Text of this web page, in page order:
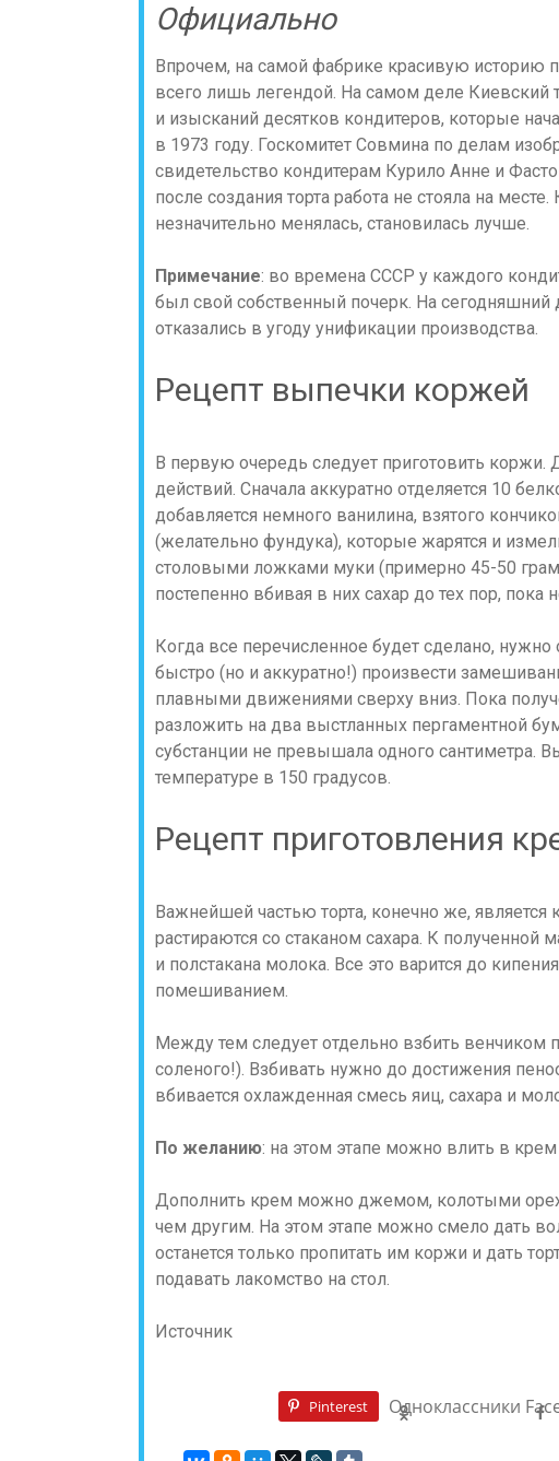
Официально
Впрочем, на самой фабрике красивую историю
всего лишь легендой. На самом деле Киевский
и изысканий десятков кондитеров, которые
в 1973 году. Госкомитет Совмина по делам
свидетельство кондитерам Курило Анне и
после создания торта работа не стояла на
незначительно менялась, становилась лучше.
Примечание: во времена СССР у каждого
был свой собственный почерк. На сегодняшний
отказались в угоду унификации производства.
Рецепт выпечки коржей
В первую очередь следует приготовить коржи.
действий. Сначала аккуратно отделяется 10
добавляется немного ванилина, взятого
(желательно фундука), которые жарятся и
столовыми ложками муки (примерно 45-50
постепенно вбивая в них сахар до тех пор, пока
Когда все перечисленное будет сделано,
быстро (но и аккуратно!) произвести
плавными движениями сверху вниз. Пока
разложить на два выстланных пергаментной
субстанции не превышала одного сантиметра.
температуре в 150 градусов.
Рецепт приготовления
Важнейшей частью торта, конечно же, является
растираются со стаканом сахара. К полученной
и полстакана молока. Все это варится до
помешиванием.
Между тем следует отдельно взбить венчиком
соленого!). Взбивать нужно до достижения
вбивается охлажденная смесь яиц, сахара и
По желанию: на этом этапе можно влить в
Дополнить крем можно джемом, колотыми
чем другим. На этом этапе можно смело дать
останется только пропитать им коржи и дать
подавать лакомство на стол.
Источник
Pinterest Одноклассники